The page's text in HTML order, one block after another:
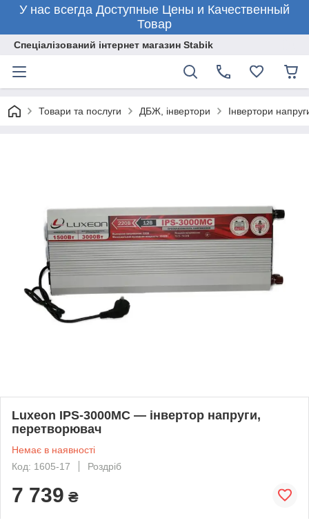
У нас всегда Доступные Цены и Качественный
Товар
Спеціалізований інтернет магазин Stabik
Товари та послуги ДБЖ, інвертори Інвертори
Luxeon IPS-3000MC — інвертор напруги,
перетворювач
Немає в наявності
Код: 1605-17
Роздріб
7 739 ₴